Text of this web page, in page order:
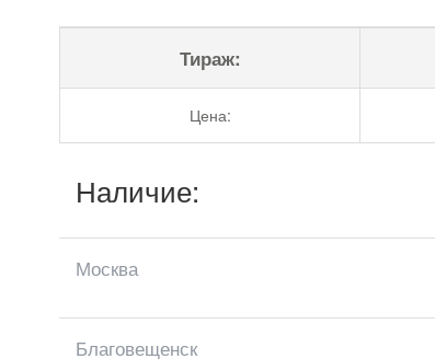
Тираж:
Цена:
Наличие:
Москва
Благовещенск